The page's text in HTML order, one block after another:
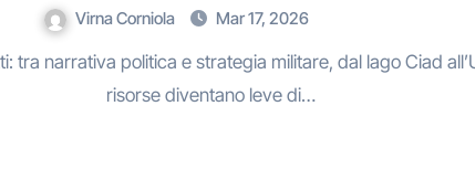
Virna Corniola Mar 17, 2026
tra narrativa politica e strategia militare, dal lago Ciad
risorse diventano leve di…